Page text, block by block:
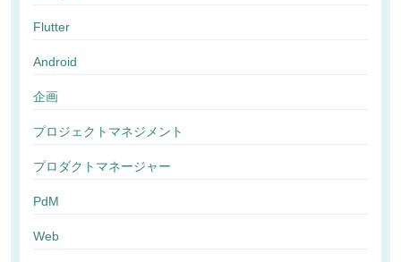
Flutter
Android
企画
プロジェクトマネジメント
プロダクトマネージャー
PdM
Web